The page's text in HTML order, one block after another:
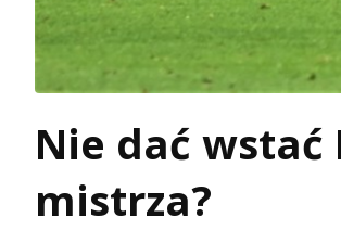
Nie dać
mistrza?